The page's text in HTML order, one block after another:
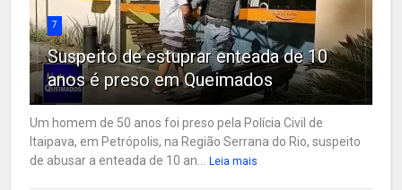
7
Suspeito de estuprar enteada de 10
anos é preso em Queimados
Um homem de 50 anos foi preso pela Polícia Civil de
Itaipava, em Petrópolis, na Região Serrana do Rio, suspeito
de abusar a enteada de 10 an...
Leia mais